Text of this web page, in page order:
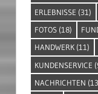
ERLEBNISSE (31)
FOTOS (18)
HANDWERK (11)
KUNDENSERVICE
NACHRICHTEN